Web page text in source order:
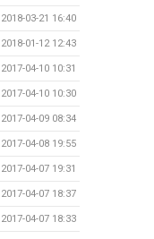
2018-03-21 16:40
2018-01-12 12:43
2017-04-10 10:31
2017-04-10 10:30
2017-04-09 08:34
2017-04-08 19:55
2017-04-07 19:31
2017-04-07 18:37
2017-04-07 18:33